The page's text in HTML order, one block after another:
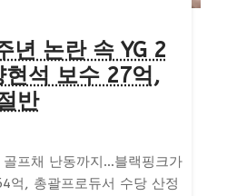
년 논란 속 YG 2
석 보수 27억,
반
프채 난동까지…블랙핑크가
억, 총괄프로듀서 수당 산정